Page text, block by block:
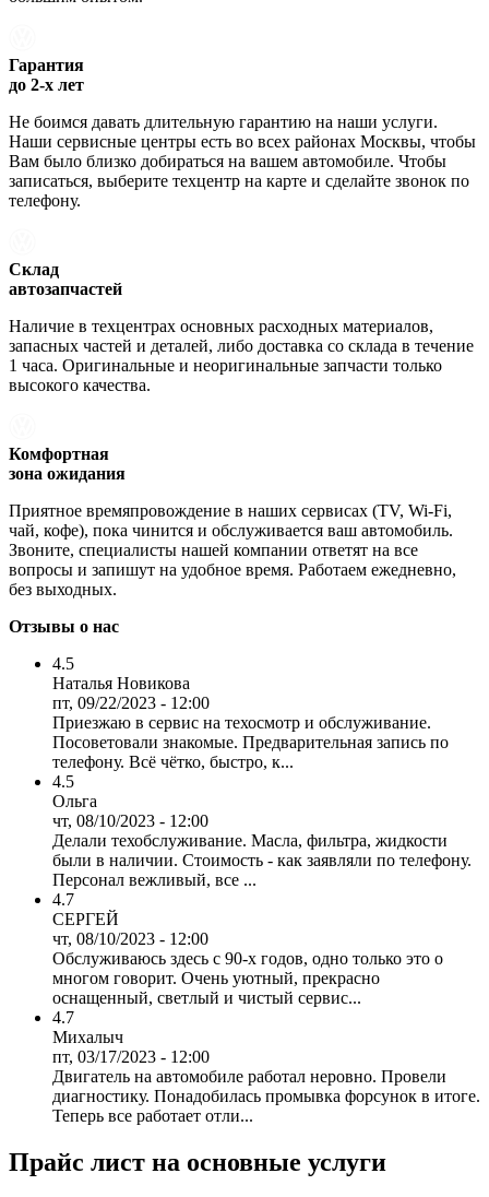
Гарантия
до 2-х лет
Не боимся давать длительную гарантию на наши услуги.
Наши сервисные центры есть во всех районах Москвы, чтобы
Вам было близко добираться на вашем автомобиле. Чтобы
записаться, выберите техцентр на карте и сделайте звонок по
телефону.
Склад
автозапчастей
Наличие в техцентрах основных расходных материалов,
запасных частей и деталей, либо доставка со склада в течение
1 часа. Оригинальные и неоригинальные запчасти только
высокого качества.
Комфортная
зона ожидания
Приятное времяпровождение в наших сервисах (TV, Wi-Fi,
чай, кофе), пока чинится и обслуживается ваш автомобиль.
Звоните, специалисты нашей компании ответят на все
вопросы и запишут на удобное время. Работаем ежедневно,
без выходных.
Отзывы о нас
4.5
Наталья Новикова
пт, 09/22/2023 - 12:00
Приезжаю в сервис на техосмотр и обслуживание.
Посоветовали знакомые. Предварительная запись по
телефону. Всё чётко, быстро, к...
4.5
Ольга
чт, 08/10/2023 - 12:00
Делали техобслуживание. Масла, фильтра, жидкости
были в наличии. Стоимость - как заявляли по телефону.
Персонал вежливый, все ...
4.7
СЕРГЕЙ
чт, 08/10/2023 - 12:00
Обслуживаюсь здесь с 90-х годов, одно только это о
многом говорит. Очень уютный, прекрасно
оснащенный, светлый и чистый сервис...
4.7
Михалыч
пт, 03/17/2023 - 12:00
Двигатель на автомобиле работал неровно. Провели
диагностику. Понадобилась промывка форсунок в итоге.
Теперь все работает отли...
Прайс лист на основные услуги